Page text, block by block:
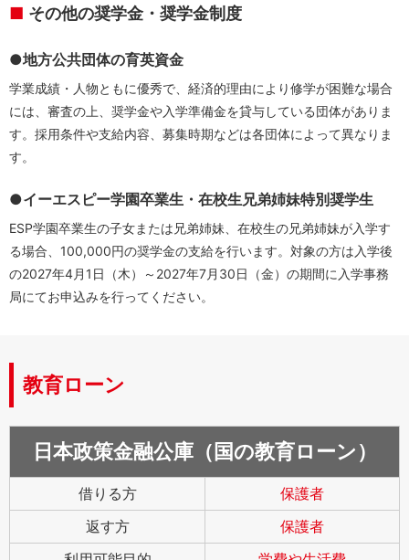
その他の奨学金・奨学金制度
●地方公共団体の育英資金
学業成績・人物ともに優秀で、経済的理由により修学が困難な場合
には、審査の上、奨学金や入学準備金を貸与している団体がありま
す。採用条件や支給内容、募集時期などは各団体によって異なりま
す。
●イーエスピー学園卒業生・在校生兄弟姉妹特別奨学生
ESP学園卒業生の子女または兄弟姉妹、在校生の兄弟姉妹が入学す
る場合、100,000円の奨学金の支給を行います。対象の方は入学後
の2027年4月1日（木）～2027年7月30日（金）の期間に入学事務
局にてお申込みを行ってください。
教育ローン
日本政策金融公庫（国の教育ローン）
借りる方
保護者
返す方
保護者